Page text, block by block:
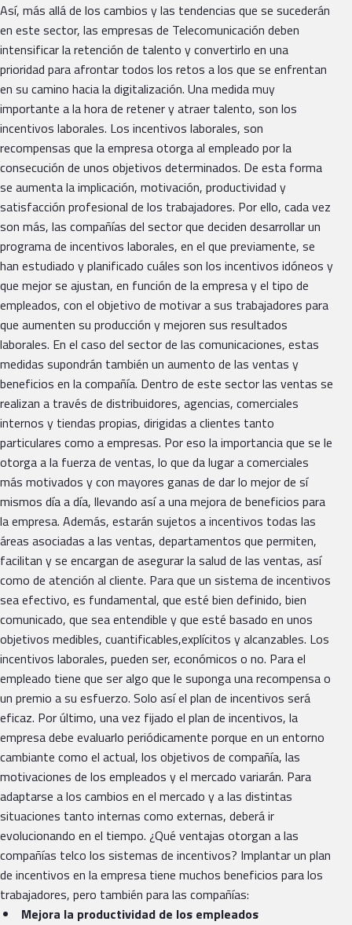
Así, más allá de los cambios y las tendencias que se sucederán
en este sector, las empresas de Telecomunicación deben
intensificar la retención de talento y convertirlo en una
prioridad para afrontar todos los retos a los que se enfrentan
en su camino hacia la digitalización. Una medida muy
importante a la hora de retener y atraer talento, son los
incentivos laborales. Los incentivos laborales, son
recompensas que la empresa otorga al empleado por la
consecución de unos objetivos determinados. De esta forma
se aumenta la implicación, motivación, productividad y
satisfacción profesional de los trabajadores. Por ello, cada vez
son más, las compañías del sector que deciden desarrollar un
programa de incentivos laborales, en el que previamente, se
han estudiado y planificado cuáles son los incentivos idóneos y
que mejor se ajustan, en función de la empresa y el tipo de
empleados, con el objetivo de motivar a sus trabajadores para
que aumenten su producción y mejoren sus resultados
laborales. En el caso del sector de las comunicaciones, estas
medidas supondrán también un aumento de las ventas y
beneficios en la compañía. Dentro de este sector las ventas se
realizan a través de distribuidores, agencias, comerciales
internos y tiendas propias, dirigidas a clientes tanto
particulares como a empresas. Por eso la importancia que se le
otorga a la fuerza de ventas, lo que da lugar a comerciales
más motivados y con mayores ganas de dar lo mejor de sí
mismos día a día, llevando así a una mejora de beneficios para
la empresa. Además, estarán sujetos a incentivos todas las
áreas asociadas a las ventas, departamentos que permiten,
facilitan y se encargan de asegurar la salud de las ventas, así
como de atención al cliente. Para que un sistema de incentivos
sea efectivo, es fundamental, que esté bien definido, bien
comunicado, que sea entendible y que esté basado en unos
objetivos medibles, cuantificables,explícitos y alcanzables. Los
incentivos laborales, pueden ser, económicos o no. Para el
empleado tiene que ser algo que le suponga una recompensa o
un premio a su esfuerzo. Solo así el plan de incentivos será
eficaz. Por último, una vez fijado el plan de incentivos, la
empresa debe evaluarlo periódicamente porque en un entorno
cambiante como el actual, los objetivos de compañía, las
motivaciones de los empleados y el mercado variarán. Para
adaptarse a los cambios en el mercado y a las distintas
situaciones tanto internas como externas, deberá ir
evolucionando en el tiempo. ¿Qué ventajas otorgan a las
compañías telco los sistemas de incentivos? Implantar un plan
de incentivos en la empresa tiene muchos beneficios para los
trabajadores, pero también para las compañías:
Mejora la productividad de los empleados